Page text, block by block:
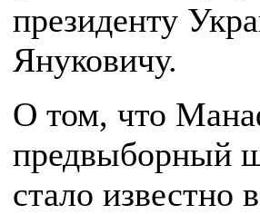
президенту
Януковичу.
О том, что
предвыборный
стало известно